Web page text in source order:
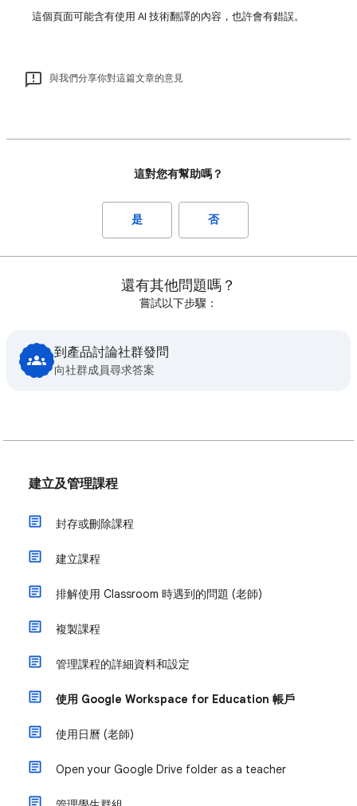
這個頁面可能含有使用 AI 技術翻譯的內容，也許會有錯誤。
與我們分享你對這篇文章的意見
這對您有幫助嗎？
是 否
還有其他問題嗎？
嘗試以下步驟：
到產品討論社群發問
向社群成員尋求答案
建立及管理課程
封存或刪除課程
建立課程
排解使用 Classroom 時遇到的問題 (老師)
複製課程
管理課程的詳細資料和設定
使用 Google Workspace for Education 帳戶
使用日曆 (老師)
Open your Google Drive folder as a teacher